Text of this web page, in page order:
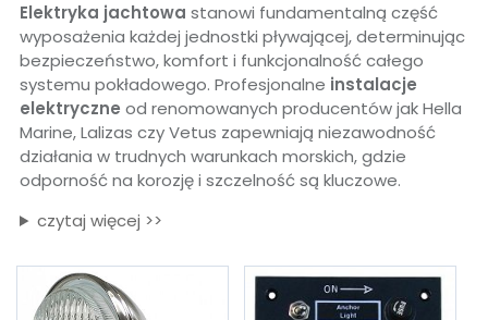
Elektryka jachtowa stanowi fundamentalną część
wyposażenia każdej jednostki pływającej, determinując
bezpieczeństwo, komfort i funkcjonalność całego
systemu pokładowego. Profesjonalne instalacje
elektryczne od renomowanych producentów jak Hella
Marine, Lalizas czy Vetus zapewniają niezawodność
działania w trudnych warunkach morskich, gdzie
odporność na korozję i szczelność są kluczowe.
czytaj więcej >>